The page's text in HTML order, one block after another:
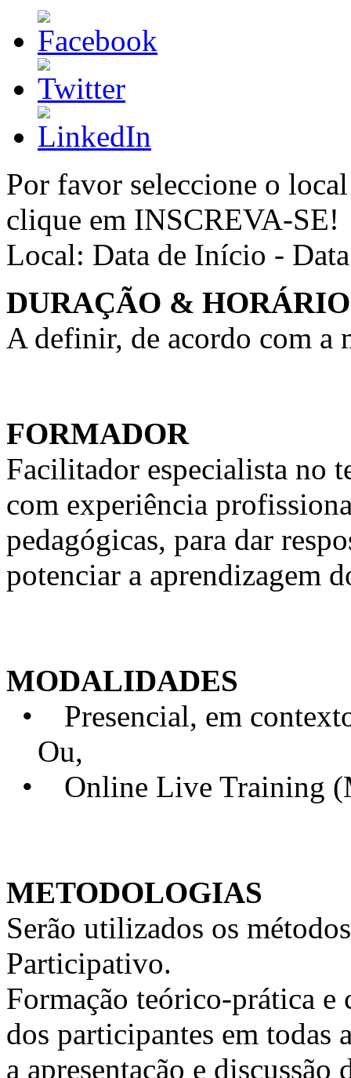
Por favor seleccione o
clique em INSCREVA-SE!
Local: Data de Início -
DURAÇÃO & HORÁRIO
A definir, de acordo com a
FORMADOR
Facilitador especialista no
com experiência
pedagógicas, para dar
potenciar a aprendizagem
MODALIDADES
• Presencial, em
Ou,
• Online Live Training
METODOLOGIAS
Serão utilizados os
Participativo.
Formação teórico-prática e
dos participantes em todas
a apresentação e